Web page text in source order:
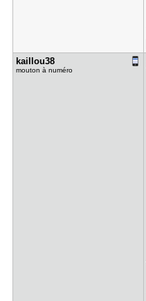
kaillou38
mouton à numéro